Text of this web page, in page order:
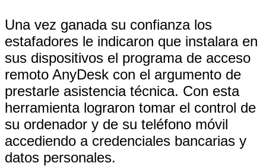
Una vez ganada su confianza los
estafadores le indicaron que instalara en
sus dispositivos el programa de acceso
remoto AnyDesk con el argumento de
prestarle asistencia técnica. Con esta
herramienta lograron tomar el control de
su ordenador y de su teléfono móvil
accediendo a credenciales bancarias y
datos personales.